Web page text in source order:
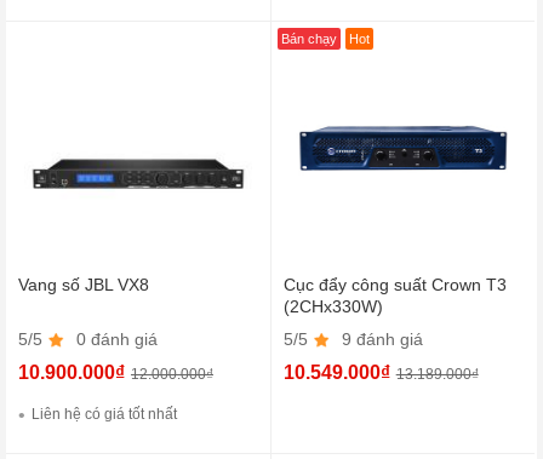
Vang số JBL VX8
5/5 0 đánh giá
10.900.000₫ 12.000.000₫
Liên hệ có giá tốt nhất
Cục đẩy công suất Crown T3
(2CHx330W)
5/5
9 đánh giá
10.549.000₫ 13.189.000₫
Bán chạy Hot